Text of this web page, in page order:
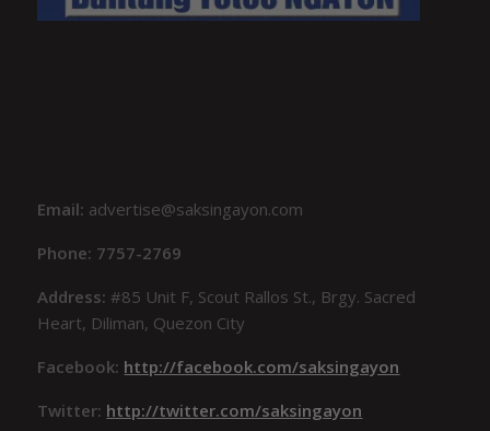
Email: advertise@saksingayon.com
Phone: 7757-2769
Address:#85 Unit F, Scout Rallos St., Brgy. Sacred
Heart, Diliman, Quezon City
Facebook: http://facebook.com/saksingayon
Twitter: http://twitter.com/saksingayon